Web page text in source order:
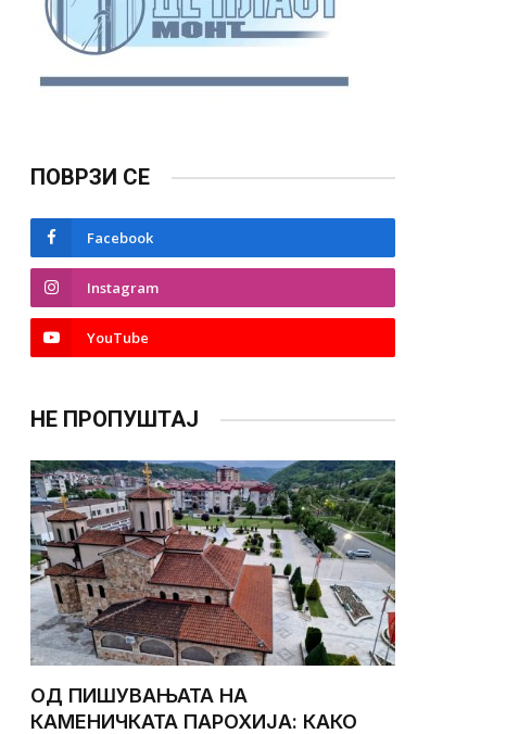
ПОВРЗИ СЕ
Facebook
Instagram
YouTube
НЕ ПРОПУШТАЈ
ОД ПИШУВАЊАТА НА
КАМЕНИЧКАТА ПАРОХИЈА: КАКО